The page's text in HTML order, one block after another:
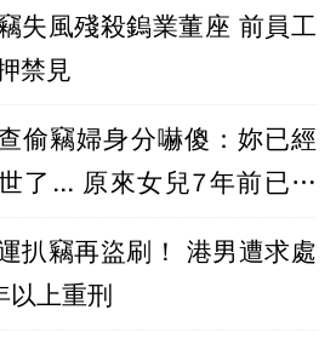
失風殘殺鎢業董座 前員工
禁見
偷竊婦身分嚇傻：妳已經
了... 原來女兒7年前已聲
扒竊再盜刷！ 港男遭求處
以上重刑